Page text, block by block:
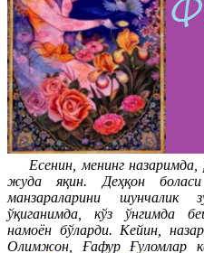
Есенин, менинг
жуда яқин. Деҳқон
манзараларини шунчалик
ўқиганимда, кўз ўнгимда
намоён бўларди. Кейин,
Олимжон, Ғафур Ғуломлар